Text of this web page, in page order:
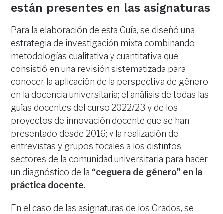
están presentes en las asignaturas
Para la elaboración de esta Guía, se diseñó una
estrategia de investigación mixta combinando
metodologías cualitativa y cuantitativa que
consistió en una revisión sistematizada para
conocer la aplicación de la perspectiva de género
en la docencia universitaria; el análisis de todas las
guías docentes del curso 2022/23 y de los
proyectos de innovación docente que se han
presentado desde 2016; y la realización de
entrevistas y grupos focales a los distintos
sectores de la comunidad universitaria para hacer
un diagnóstico de la “ceguera de género” en la
práctica docente.
En el caso de las asignaturas de los Grados, se